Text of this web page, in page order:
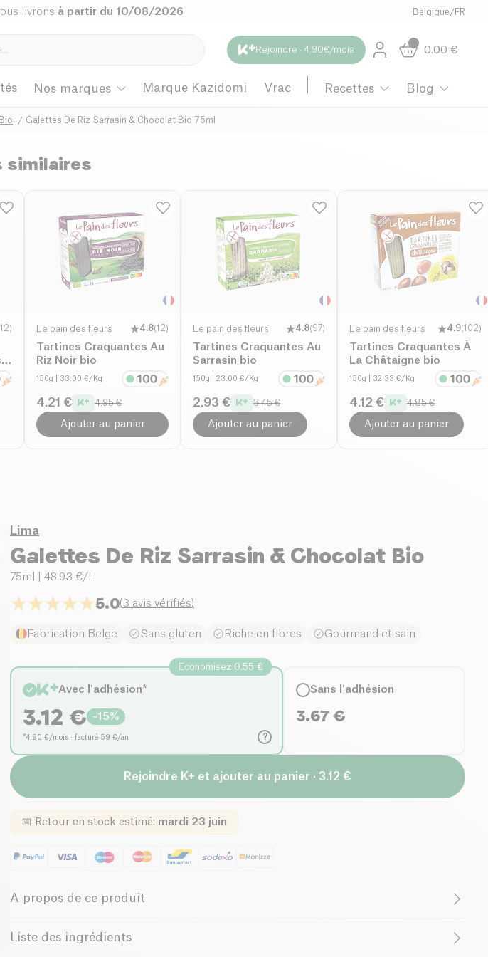
livrons à partir du 10/08/2026 Belgique /FR
Rejoindre · 4.90€/mois 0.00 €
Nos marques Marque Kazidomi Vrac Recettes Blog
Galettes De Riz Sarrasin & Chocolat Bio 75ml
similaires
12) Le pain des fleurs 4.8(12)
Tartines Craquantes Au
Riz Noir bio
150g | 33.00 €/Kg
4.21 € 4.95 €
Ajouter au panier
Le pain des fleurs 4.8(97)
Tartines Craquantes Au
Sarrasin bio
150g | 23.00 €/Kg
2.93 € 3.45 €
Ajouter au panier
Le pain des fleurs 4.9(102)
Tartines Craquantes À
La Châtaigne bio
150g | 32.33 €/Kg
4.12 € 4.85 €
Ajouter au panier
Lima
Galettes De Riz Sarrasin & Chocolat Bio
75ml | 48.93 €/L
5.0(3 avis vérifiés)
Fabrication Belge Sans gluten Riche en fibres Gourmand et sain
?
Economisez 0.55 €
Avec l'adhésion*
3.12 € -15%
*4.90 €/mois · facturé 59 €/an
Sans l'adhésion
3.67 €
Rejoindre K+ et ajouter au panier · 3.12 €
📅 Retour en stock estimé: mardi 23 juin
A propos de ce produit
Sans gluten (ingrédients) Végétarien
Liste des ingrédients